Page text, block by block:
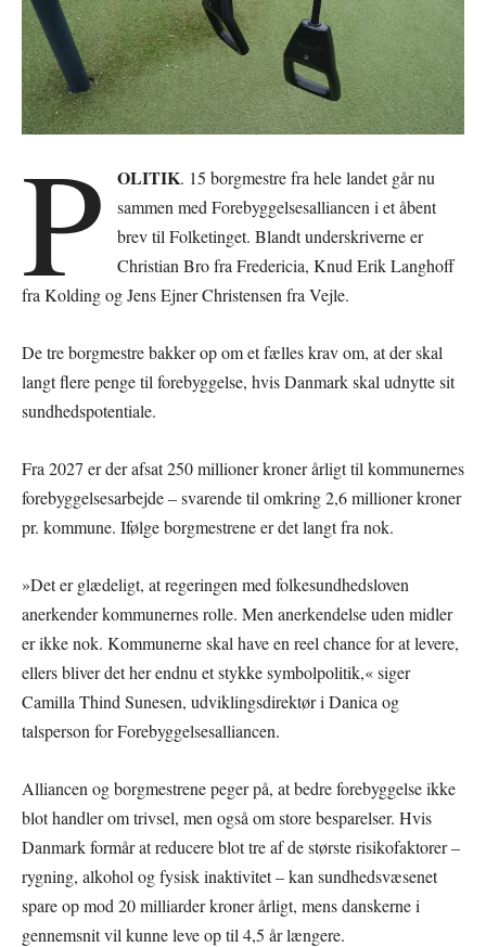
P OLITIK. 15 borgmestre fra hele landet går nu
sammen med Forebyggelsesalliancen i et åbent
brev til Folketinget. Blandt underskriverne er
Christian Bro fra Fredericia, Knud Erik Langhoff
fra Kolding og Jens Ejner Christensen fra Vejle.
De tre borgmestre bakker op om et fælles krav om, at der skal
langt flere penge til forebyggelse, hvis Danmark skal udnytte sit
sundhedspotentiale.
Fra 2027 er der afsat 250 millioner kroner årligt til kommunernes
forebyggelsesarbejde – svarende til omkring 2,6 millioner kroner
pr. kommune. Ifølge borgmestrene er det langt fra nok.
»Det er glædeligt, at regeringen med folkesundhedsloven
anerkender kommunernes rolle. Men anerkendelse uden midler
er ikke nok. Kommunerne skal have en reel chance for at levere,
ellers bliver det her endnu et stykke symbolpolitik,« siger
Camilla Thind Sunesen, udviklingsdirektør i Danica og
talsperson for Forebyggelsesalliancen.
Alliancen og borgmestrene peger på, at bedre forebyggelse ikke
blot handler om trivsel, men også om store besparelser. Hvis
Danmark formår at reducere blot tre af de største risikofaktorer –
rygning, alkohol og fysisk inaktivitet – kan sundhedsvæsenet
spare op mod 20 milliarder kroner årligt, mens danskerne i
gennemsnit vil kunne leve op til 4,5 år længere.